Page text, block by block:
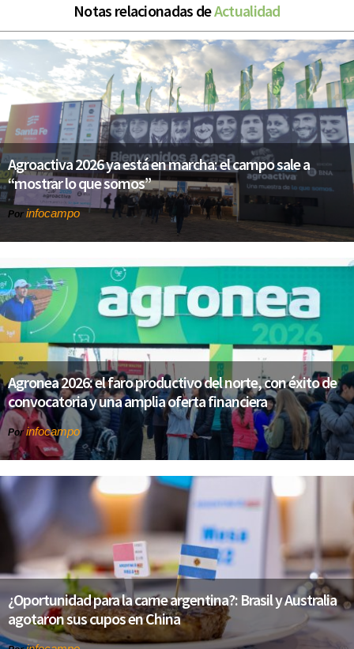
Notas relacionadas deActualidad
Agroactiva 2026 ya está en marcha: el campo sale a
“mostrar lo que somos”
Por infocampo
Agronea 2026: el faro productivo del norte, con éxito de
convocatoria y una amplia oferta financiera
Por infocampo
¿Oportunidad para la carne argentina?: Brasil y Australia
agotaron sus cupos en China